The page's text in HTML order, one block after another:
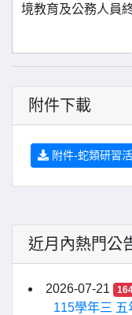
境教育及公務人員
附件下載
附件-蛇類研習
近月內熱門公
2026-07-21
115學年三